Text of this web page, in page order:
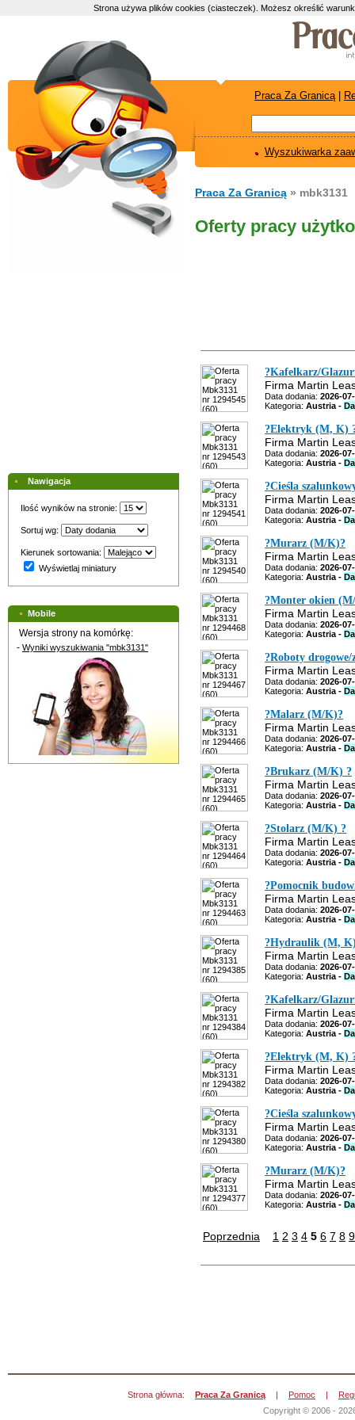
Praca Za Granicą|
Wyszukiwarka
Praca Za Granicą » mbk3131
Oferty pracy
?Kafelkarz/
Firma Martin
Data dodania: 2026-
Kategoria: Austria -
?Elektryk (M, K)
Firma Martin
Data dodania: 2026-
Kategoria: Austria -
?Cieśla
Firma Martin
Data dodania: 2026-
Kategoria: Austria -
?Murarz (M/K)?
Firma Martin
Data dodania: 2026-
Kategoria: Austria -
?Monter okien
Firma Martin
Data dodania: 2026-
Kategoria: Austria -
?Roboty
Firma Martin
Data dodania: 2026-
Kategoria: Austria -
?Malarz (M/K)?
Firma Martin
Data dodania: 2026-
Kategoria: Austria -
?Brukarz (M/K) ?
Firma Martin
Data dodania: 2026-
Kategoria: Austria -
?Stolarz (M/K) ?
Firma Martin
Data dodania: 2026-
Kategoria: Austria -
?Pomocnik
Firma Martin
Data dodania: 2026-
Kategoria: Austria -
?Hydraulik (M,
Firma Martin
Data dodania: 2026-
Kategoria: Austria -
?Kafelkarz/
Firma Martin
Data dodania: 2026-
Kategoria: Austria -
?Elektryk (M, K)
Firma Martin
Data dodania: 2026-
Kategoria: Austria -
?Cieśla
Firma Martin
Data dodania: 2026-
Kategoria: Austria -
?Murarz (M/K)?
Firma Martin
Data dodania: 2026-
Kategoria: Austria -
Poprzednia 1 2 3 4 5 6 7 8 9
Nawigacja
Ilość wyników na stronie:
Sortuj wg:
Kierunek sortowania:
Wyświetlaj miniatury
Mobile
Wersja strony na komórkę:
- Wyniki wyszukiwania "mbk3131"
Strona główna: Praca Za Granicą | Pomoc |
Copyright © 2006 -
Strona używa plików cookies (ciasteczek). Możesz określić